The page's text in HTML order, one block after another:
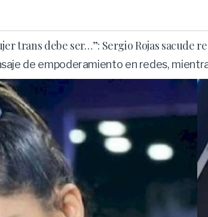
trans debe ser…”: Sergio Rojas sacude
de empoderamiento en redes,